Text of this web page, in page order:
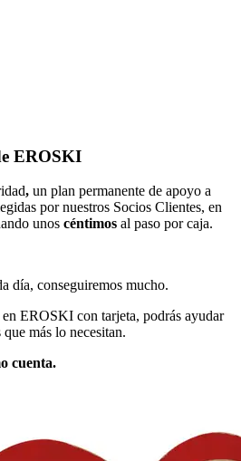
EROSKI
, un plan permanente de apoyo a
por nuestros Socios Clientes, en
unos céntimos al paso por caja.
día, conseguiremos mucho.
EROSKI con tarjeta, podrás ayudar
más lo necesitan.
cuenta.